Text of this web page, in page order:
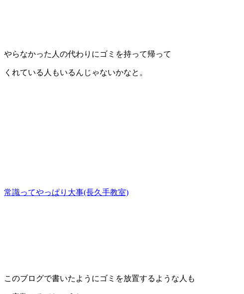
やらなかった人の代わりにゴミを持って帰って
くれている人もいるんじゃないかなと。
常識ってやっぱり大事(長久手教室)
このブログで書いたようにゴミを放置するような人も